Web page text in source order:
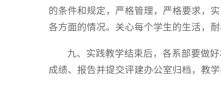
的条件和规定，严格管理，严格要求，
各方面的情况。关心每个学生的生活，耐
九、实践教学结束后，各系部要做
成绩、报告并提交评建办公室归档，教